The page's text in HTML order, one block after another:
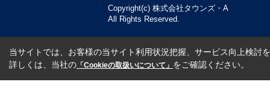
Copyright(c) 株式会社タウンズ・A
All Rights Reserved.
当サイトでは、お客様の当サイト利用状況把握、サービス向上検討
詳しくは、当社の 「Cookieの取扱いについて」 をご確認ください。